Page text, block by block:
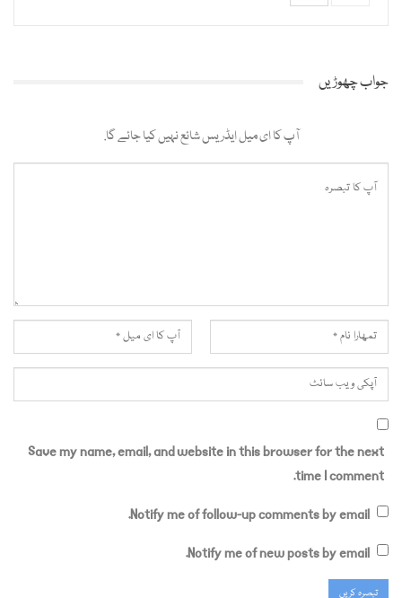
جواب چھوڑیں
آپ کا ای میل ایڈریس شائع نہیں کیا جائے گا.
Save my name, email, and website in this browser for the next
time I comment.
Notify me of follow-up comments by email.
Notify me of new posts by email.